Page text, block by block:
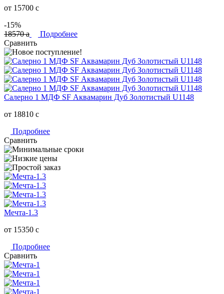
от 15700 c
-15%
18570a
Подробнее
Сравнить
Салерно 1 МДФ SF Аквамарин Дуб Золотистый U1148
от 18810 c
Подробнее
Сравнить
Мечта-1.3
от 15350 c
Подробнее
Сравнить